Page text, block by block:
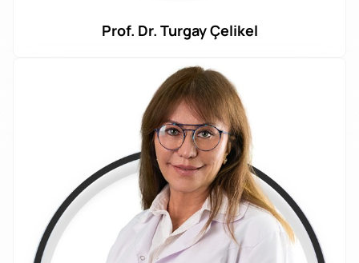
Prof. Dr. Turgay Çelikel